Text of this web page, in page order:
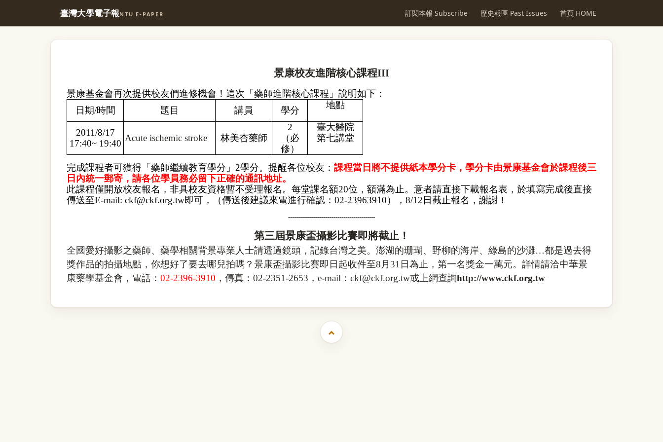
臺灣大學電子報NTU E-PAPER 訂閱本報 Subscribe 歷史報區 Past Issues 首頁 HOME
景康校友進階核心課程III
景康基金會再次提供校友們進修機會！這次「藥師進階核心課程」說明如下：
日期/時間 題目 講員 學分
地點
2011/8/17
17:40~ 19:40
Acute ischemic stroke 林美杏藥師
2
（必
修）
臺大醫院
第七講堂
完成課程者可獲得「藥師繼續教育學分」 2學分。提醒各位校友： 課程當日將不提供紙本學分卡，學分卡由景康基金會於課程後三
日內統一郵寄，請各位學員務必留下正確的通訊地址。
此課程僅開放校友報名，非具校友資格暫不受理報名。每堂課名額20位，額滿為止。意者請直接下載報名表，於填寫完成後直接
傳送至E-mail: ckf@ckf.org.tw即可，（傳送後建議來電進行確認： 02-23963910）， 8/12 日截止報名，謝謝！
--------------------------------------------
第三屆景康盃攝影比賽即將截止！
全國愛好攝影之藥師、藥學相關背景專業人士請透過鏡頭，記錄台灣之美。澎湖的珊瑚、野柳的海岸、綠島的沙灘…都是過去得
獎作品的拍攝地點，你想好了要去哪兒拍嗎？ 景康盃攝影比賽即日起收件至8 月 31 日為止，第一名獎金一萬元。詳情請洽中華景
康藥學基金會，電話： 02-2396-3910 ，傳真： 02-2351-2653 ， e-mail ： ckf@ckf.org.tw或上網查詢http://www.ckf.org.tw